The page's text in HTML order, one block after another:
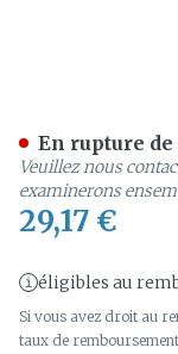
29,17 €
éligibles au
Si vous avez droit au
taux de
En rupture
Veuillez nous
examinerons